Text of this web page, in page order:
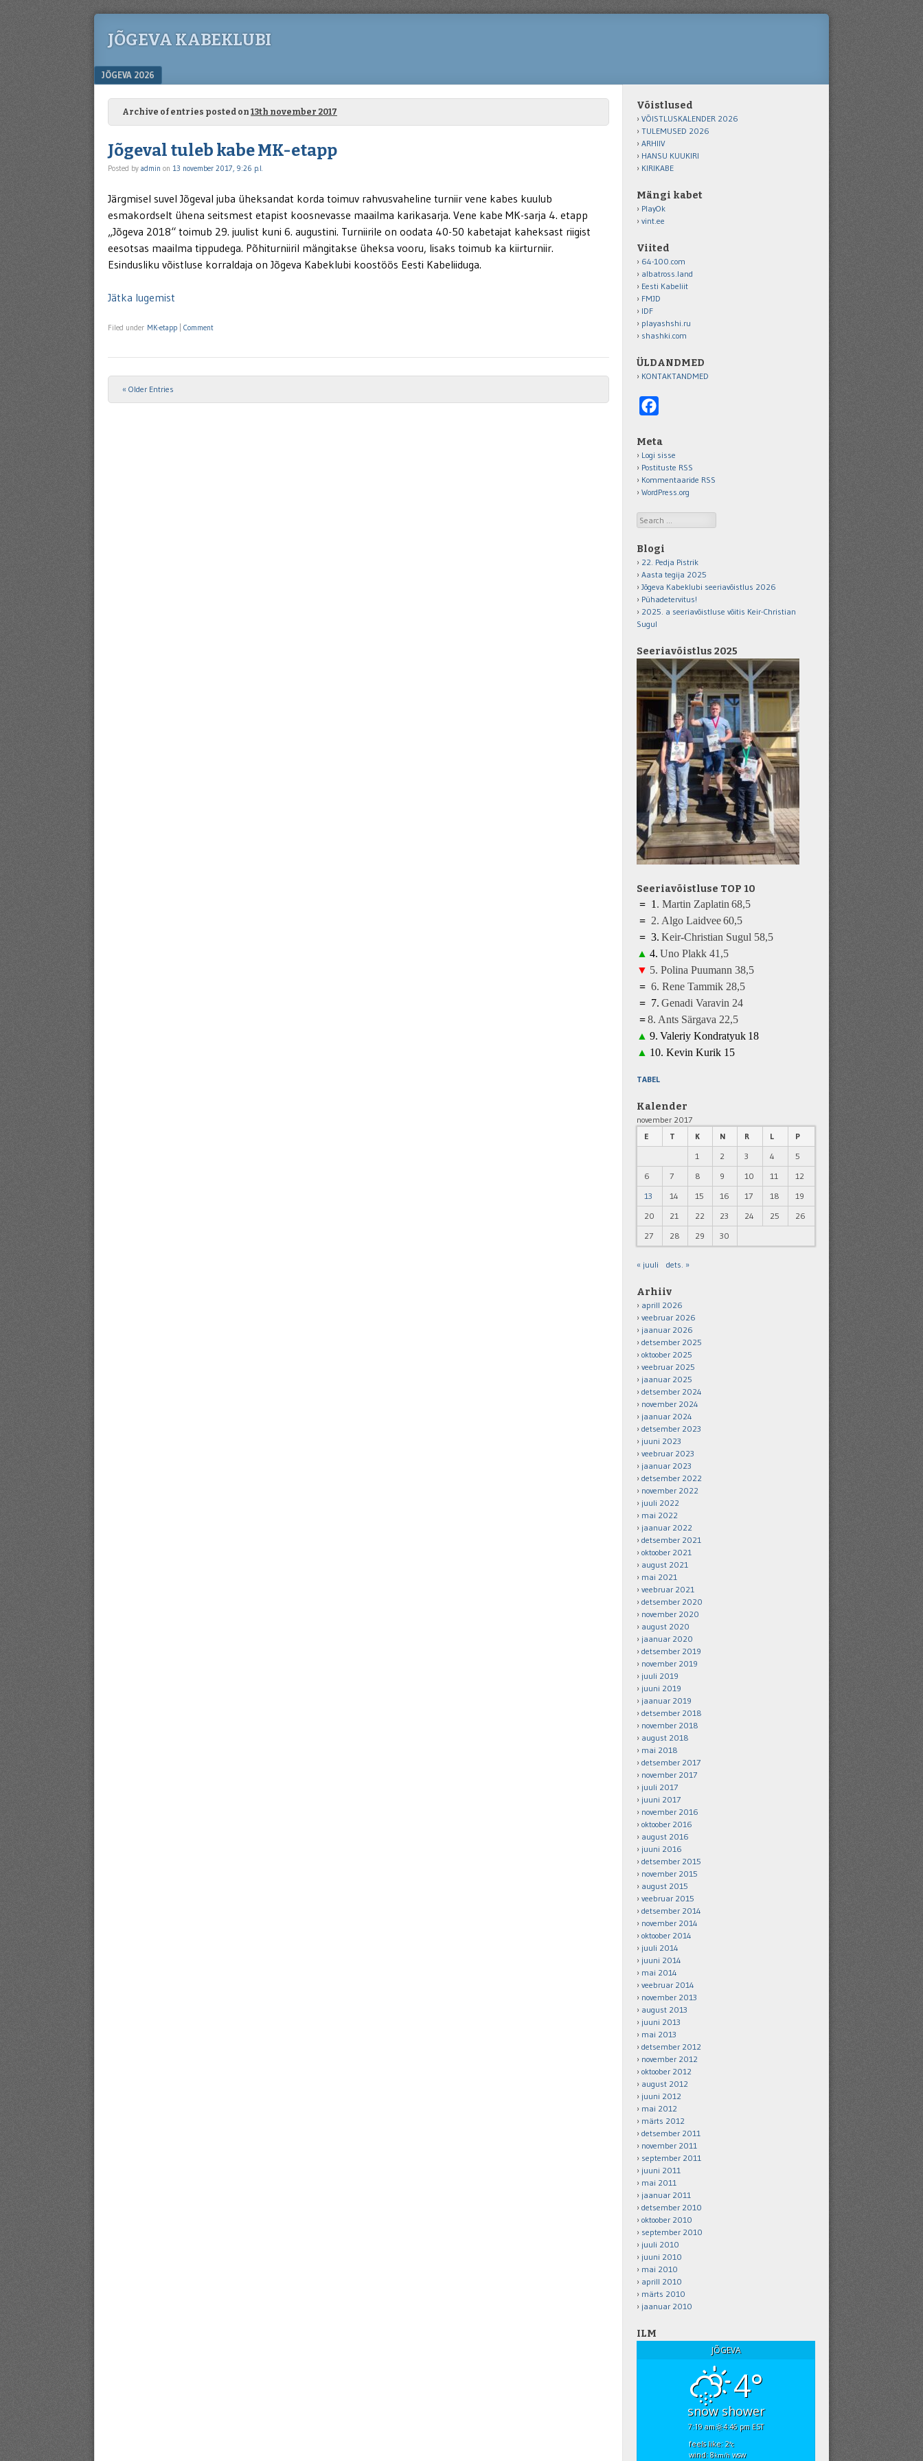
JÕGEVA KABEKLUBI
Menu
SKIP TO CONTENT
JÕGEVA 2026
Archive of entries posted on 13th november 2017
Jõgeval tuleb kabe MK-etapp
Posted by admin on 13 november 2017, 9:26 p.l.
Järgmisel suvel Jõgeval juba üheksandat korda toimuv rahvusvaheline turniir vene kabes kuulub
esmakordselt ühena seitsmest etapist koosnevasse maailma karikasarja. Vene kabe MK-sarja 4. etapp
„Jõgeva 2018“ toimub 29. juulist kuni 6. augustini. Turniirile on oodata 40-50 kabetajat kaheksast riigist
eesotsas maailma tippudega. Põhiturniiril mängitakse üheksa vooru, lisaks toimub ka kiirturniir.
Esindusliku võistluse korraldaja on Jõgeva Kabeklubi koostöös Eesti Kabeliiduga.
Jätka lugemist
Filed under MK-etapp Comment
Post navigation
« Older Entries
Võistlused
VÕISTLUSKALENDER 2026
TULEMUSED 2026
ARHIIV
HANSU KUUKIRI
KIRIKABE
Mängi kabet
PlayOk
vint.ee
Viited
64-100.com
albatross.land
Eesti Kabeliit
FMJD
IDF
playashshi.ru
shashki.com
ÜLDANDMED
KONTAKTANDMED
Meta
Logi sisse
Postituste RSS
Kommentaaride RSS
WordPress.org
Search
Blogi
22. Pedja Pistrik
Aasta tegija 2025
Jõgeva Kabeklubi seeriavõistlus 2026
Pühadetervitus!
2025. a seeriavõistluse võitis Keir-Christian
Sugul
Seeriavõistlus 2025
Seeriavõistluse TOP 10
= 1 . Martin Zaplatin 68,5
= 2. Algo Laidvee60,5
= 3. Keir-Christian Sugul 58,5
▲ 4. Uno Plakk 41 ,5
▼ 5. Polina Puumann 38,5
= 6. Rene Tammik 28,5
= 7. Genadi Varavin 24
=8. Ants Särgava 22,5
▲ 9. Valeriy Kondratyuk 18
▲ 10. Kevin Kurik 1 5
TABEL
Kalender
november 2017
E
T K N R L
P
1
2 3 4
5
6
7 8 9 10 11
12
13
14 15 16 17 18
19
20
21 22 23 24 25
26
27
28 29 30
« juuli dets. »
Arhiiv
aprill 2026
veebruar 2026
jaanuar 2026
detsember 2025
oktoober 2025
veebruar 2025
jaanuar 2025
detsember 2024
november 2024
jaanuar 2024
detsember 2023
juuni 2023
veebruar 2023
jaanuar 2023
detsember 2022
november 2022
juuli 2022
mai 2022
jaanuar 2022
detsember 2021
oktoober 2021
august 2021
mai 2021
veebruar 2021
detsember 2020
november 2020
august 2020
jaanuar 2020
detsember 2019
november 2019
juuli 2019
juuni 2019
jaanuar 2019
detsember 2018
november 2018
august 2018
mai 2018
detsember 2017
november 2017
juuli 2017
juuni 2017
november 2016
oktoober 2016
august 2016
juuni 2016
detsember 2015
november 2015
august 2015
veebruar 2015
detsember 2014
november 2014
oktoober 2014
juuli 2014
juuni 2014
mai 2014
veebruar 2014
november 2013
august 2013
juuni 2013
mai 2013
detsember 2012
november 2012
oktoober 2012
august 2012
juuni 2012
mai 2012
märts 2012
detsember 2011
november 2011
september 2011
juuni 2011
mai 2011
jaanuar 2011
detsember 2010
oktoober 2010
september 2010
juuli 2010
juuni 2010
mai 2010
aprill 2010
märts 2010
jaanuar 2010
ILM
JÕGEVA
4°
snow shower
7:19 am 4:46 pm EST
feels like: 2°c
wind: 8km/h wsw